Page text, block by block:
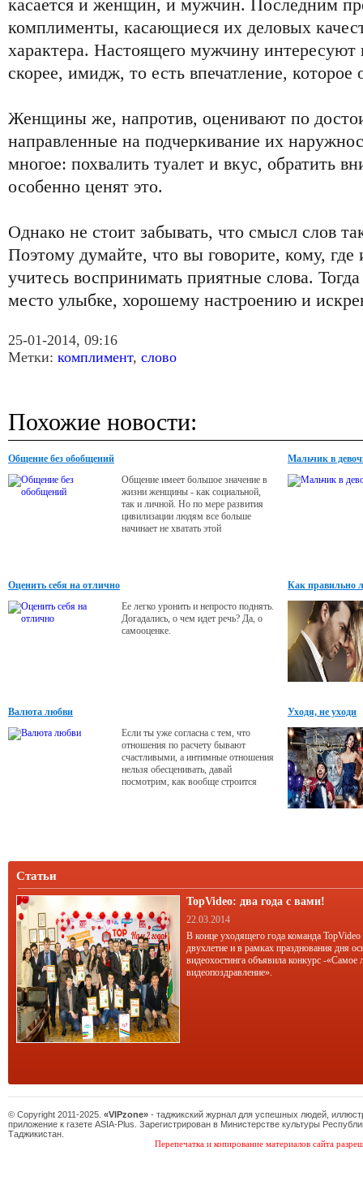
касается и женщин, и мужчин. Последним
комплименты, касающиеся их деловых
характера. Настоящего мужчину
скорее, имидж, то есть впечатление, которое
Женщины же, напротив, оценивают по
направленные на подчеркивание их
многое: похвалить туалет и вкус, обратить
особенно ценят это.
Однако не стоит забывать, что смысл слов
Поэтому думайте, что вы говорите, кому,
учитесь воспринимать приятные слова.
место улыбке, хорошему настроению и
25-01-2014, 09:16
Метки: комплимент, слово
Похожие новости:
Общение без обобщений
Общение имеет большое значение в
жизни женщины - как социальной,
так и личной. Но по мере развития
цивилизации людям все больше
начинает не хватать этой
Что же можно сделать, чтобы развить
свои способности к общению?
Мальчик в
Оценить себя на отлично
Ее легко уронить и непросто поднять.
Догадались, о чем идет речь? Да, о
самооценке.
Как правильно
Валюта любви
Если ты уже согласна с тем, что
отношения по расчету бывают
счастливыми, а интимные отношения
нельзя обесценивать, давай
посмотрим, как вообще строится
Уходя, не уходи
Статьи
TopVideo: два года с вами!
22.03.2014
В конце уходящего года команда TopVideo
двухлетие и в рамках празднования дня
видеохостинга объявила конкурс -«Самое
видеопоздравление».
© Copyright 2011-2025. «VIPzone» - таджикский журнал для успешных людей,
приложение к газете ASIA-Plus. Зарегистрирован в Министерстве культуры
Таджикистан.
Перепечатка и копирование материалов сайта